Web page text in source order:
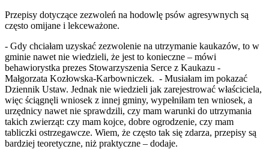
Przepisy dotyczące zezwoleń na hodowlę psów agresywnych są
często omijane i lekceważone.
- Gdy chciałam uzyskać zezwolenie na utrzymanie kaukazów, to w
gminie nawet nie wiedzieli, że jest to konieczne – mówi
behawiorystka prezes Stowarzyszenia Serce z Kaukazu -
Małgorzata Kozłowska-Karbowniczek. - Musiałam im pokazać
Dziennik Ustaw. Jednak nie wiedzieli jak zarejestrować właściciela,
więc ściągnęli wniosek z innej gminy, wypełniłam ten wniosek, a
urzędnicy nawet nie sprawdzili, czy mam warunki do utrzymania
takich zwierząt: czy mam kojce, dobre ogrodzenie, czy mam
tabliczki ostrzegawcze. Wiem, że często tak się zdarza, przepisy są
bardziej teoretyczne, niż praktyczne – dodaje.